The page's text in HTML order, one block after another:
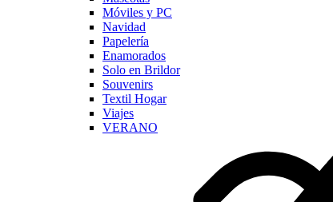
Móviles y PC
Navidad
Papelería
Enamorados
Solo en Brildor
Souvenirs
Textil Hogar
Viajes
VERANO